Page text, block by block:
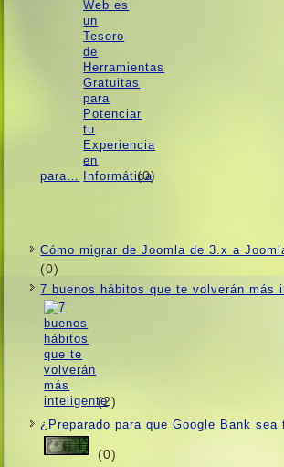
para… (0)
Cómo migrar de Joomla de 3.x a
(0)
7 buenos hábitos que te volverán más
(2)
¿Preparado para que Google Bank sea
(0)